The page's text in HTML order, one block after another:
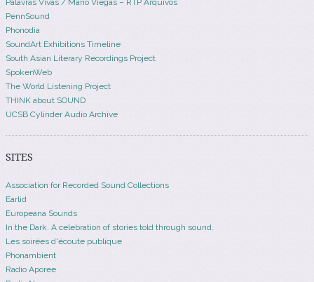
Palavras Vivas / Mário Viegas – RTP Arquivos
PennSound
Phonodia
SoundArt Exhibitions Timeline
South Asian Literary Recordings Project
SpokenWeb
The World Listening Project
THINK about SOUND
UCSB Cylinder Audio Archive
SITES
Association for Recorded Sound Collections
Earlid
Europeana Sounds
In the Dark. A celebration of stories told through sound.
Les soirées d'écoute publique
Phonambient
Radio Aporee